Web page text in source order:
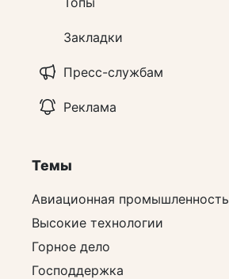
Закладки
Пресс-службам
Реклама
Темы
Авиационная промышленность
Высокие технологии
Горное дело
Господдержка